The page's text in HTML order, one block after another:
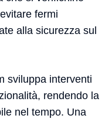
fermi
alla sicurezza sul
sviluppa interventi
rendendo la
nel tempo. Una